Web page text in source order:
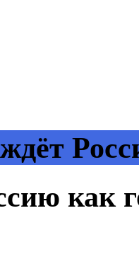
как